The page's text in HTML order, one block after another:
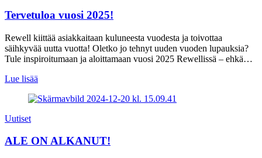
Tervetuloa vuosi 2025!
Rewell kiittää asiakkaitaan kuluneesta vuodesta ja toivottaa
säihkyvää uutta vuotta! Oletko jo tehnyt uuden vuoden lupauksia?
Tule inspiroitumaan ja aloittamaan vuosi 2025 Rewellissä – ehkä…
Lue lisää
Uutiset
ALE ON ALKANUT!